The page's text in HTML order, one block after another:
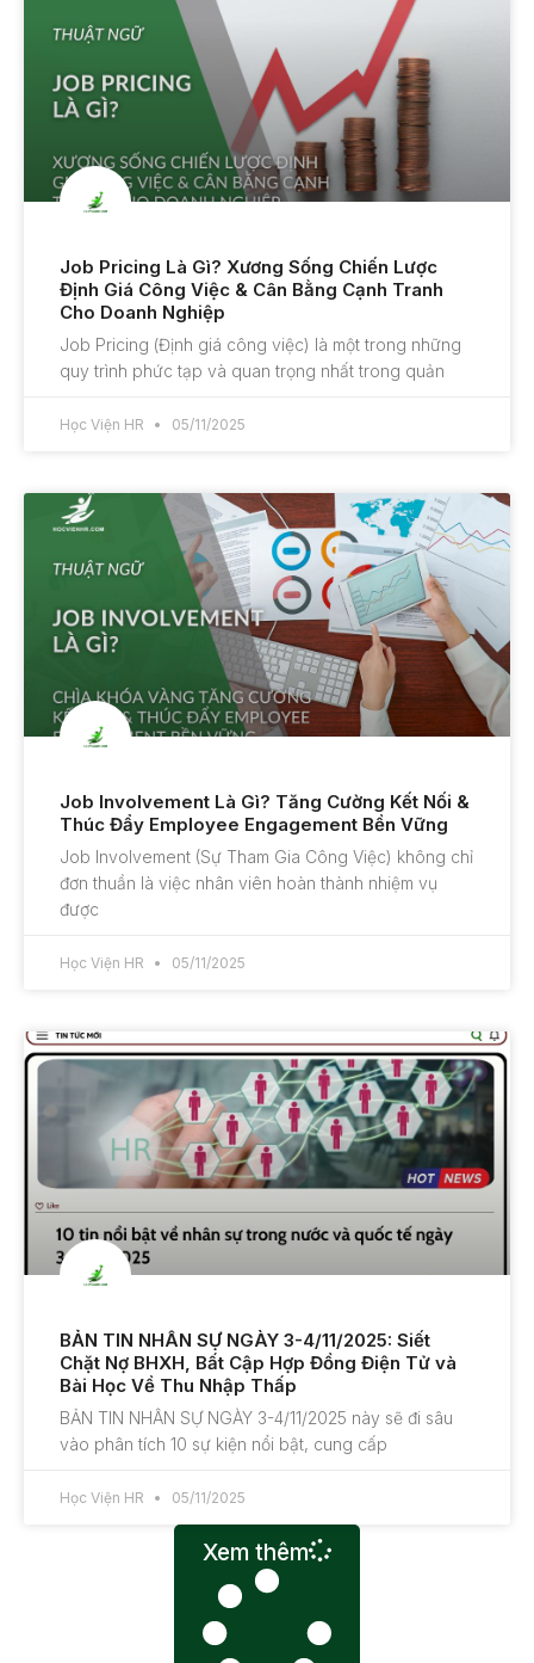
Job Pricing Là Gì? Xương Sống Chiến Lược
Định Giá Công Việc & Cân Bằng Cạnh Tranh
Cho Doanh Nghiệp
Job Pricing (Định giá công việc) là một trong những
quy trình phức tạp và quan trọng nhất trong quản
Học Viện HR 05/11/2025
Job Involvement Là Gì? Tăng Cường Kết Nối &
Thúc Đẩy Employee Engagement Bền Vững
Job Involvement (Sự Tham Gia Công Việc) không chỉ
đơn thuần là việc nhân viên hoàn thành nhiệm vụ
được
Học Viện HR 05/11/2025
BẢN TIN NHÂN SỰ NGÀY 3-4/11/2025: Siết
Chặt Nợ BHXH, Bất Cập Hợp Đồng Điện Tử và
Bài Học Về Thu Nhập Thấp
BẢN TIN NHÂN SỰ NGÀY 3-4/11/2025 này sẽ đi sâu
vào phân tích 10 sự kiện nổi bật, cung cấp
Học Viện HR 05/11/2025
Xem thêm